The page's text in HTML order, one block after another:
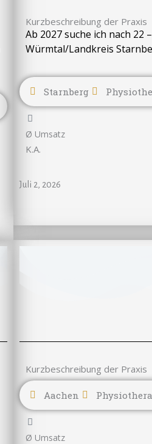
Kurzbeschreibung der Praxis
Ab 2027 suche ich nach
Würmtal/Landkreis
Starnberg
Ø Umsatz
K.A.
Juli 2, 2026
Kurzbeschreibung der Praxis
Aachen
Ø Umsatz